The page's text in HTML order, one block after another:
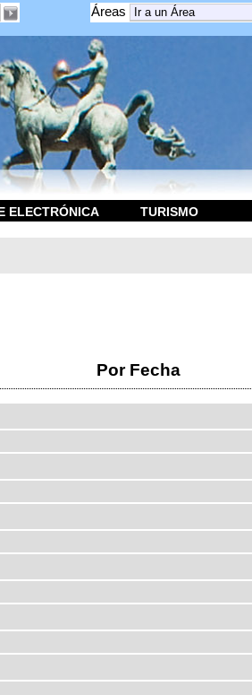
Áreas
ELECTRÓNICA TURISMO
Por Fecha